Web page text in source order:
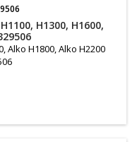
H1100, H1300, H1600,
Alko H1800, Alko H2200